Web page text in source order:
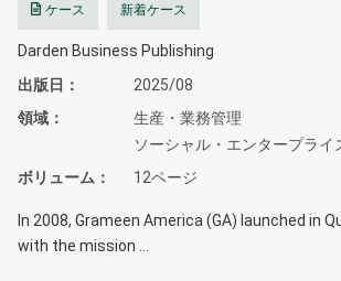
ケース 新着ケース
Darden Business Publishing
出版日
2025/08
領域
生産・業務管理
ソーシャル・エンタープライ
ボリューム
12ページ
In 2008, Grameen America (GA) launched in
with the mission …